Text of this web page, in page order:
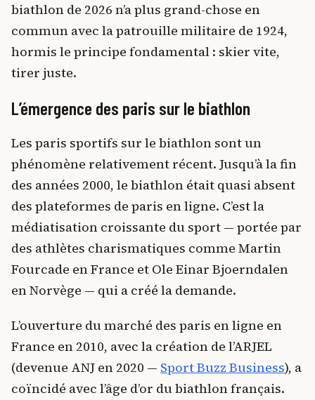
biathlon de 2026 n’a plus grand-chose en
commun avec la patrouille militaire de 1924,
hormis le principe fondamental : skier vite,
tirer juste.
L’émergence des paris sur le biathlon
Les paris sportifs sur le biathlon sont un
phénomène relativement récent. Jusqu’à la fin
des années 2000, le biathlon était quasi absent
des plateformes de paris en ligne. C’est la
médiatisation croissante du sport — portée par
des athlètes charismatiques comme Martin
Fourcade en France et Ole Einar Bjoerndalen
en Norvège — qui a créé la demande.
L’ouverture du marché des paris en ligne en
France en 2010, avec la création de l’ARJEL
(devenue ANJ en 2020 — Sport Buzz Business), a
coïncidé avec l’âge d’or du biathlon français.